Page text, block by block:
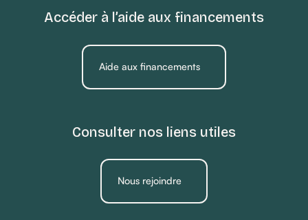
Accéder à l’aide aux financements
Aide aux financements
Consulter nos liens utiles
Nous rejoindre